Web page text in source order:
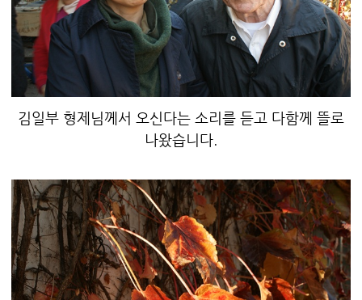
김일부 형제님께서 오신다는 소리를 듣고 다함께 뜰로
나왔습니다.